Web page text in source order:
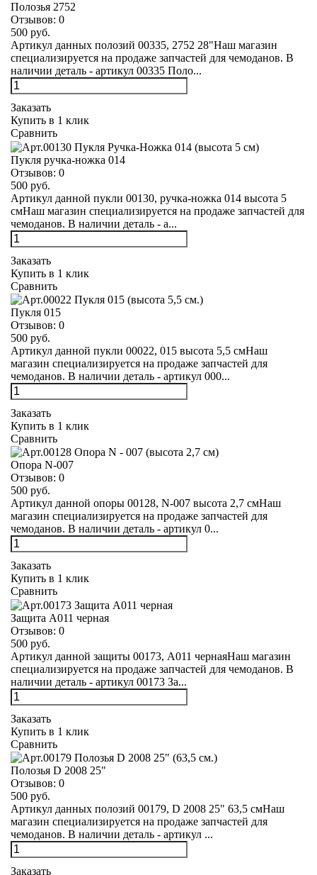
Полозья 2752
Отзывов: 0
500 руб.
Артикул данных полозий 00335, 2752 28"Наш магазин
специализируется на продаже запчастей для чемоданов. В
наличии деталь - артикул 00335 Поло...
Заказать
Купить в 1 клик
Сравнить
Пукля ручка-ножка 014
Отзывов: 0
500 руб.
Артикул данной пукли 00130, ручка-ножка 014 высота 5
смНаш магазин специализируется на продаже запчастей для
чемоданов. В наличии деталь - а...
Заказать
Купить в 1 клик
Сравнить
Пукля 015
Отзывов: 0
500 руб.
Артикул данной пукли 00022, 015 высота 5,5 смНаш
магазин специализируется на продаже запчастей для
чемоданов. В наличии деталь - артикул 000...
Заказать
Купить в 1 клик
Сравнить
Опора N-007
Отзывов: 0
500 руб.
Артикул данной опоры 00128, N-007 высота 2,7 смНаш
магазин специализируется на продаже запчастей для
чемоданов. В наличии деталь - артикул 0...
Заказать
Купить в 1 клик
Сравнить
Защита А011 черная
Отзывов: 0
500 руб.
Артикул данной защиты 00173, А011 чернаяНаш магазин
специализируется на продаже запчастей для чемоданов. В
наличии деталь - артикул 00173 За...
Заказать
Купить в 1 клик
Сравнить
Полозья D 2008 25"
Отзывов: 0
500 руб.
Артикул данных полозий 00179, D 2008 25" 63,5 смНаш
магазин специализируется на продаже запчастей для
чемоданов. В наличии деталь - артикул ...
Заказать